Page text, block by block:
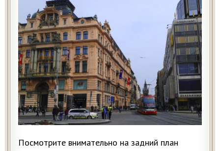
Посмотрите внимательно на задний план